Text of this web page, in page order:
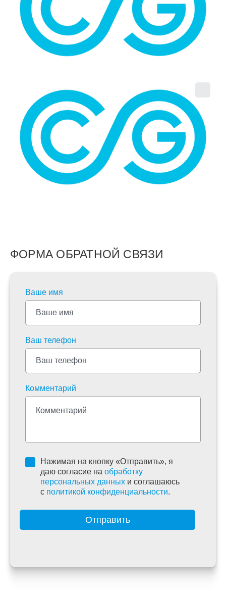
ФОРМА ОБРАТНОЙ СВЯЗИ
Ваше имя
Ваш телефон
Комментарий
Нажимая на кнопку «Отправить», я
даю согласие на обработку
персональных данных и соглашаюсь
c политикой конфиденциальности.
Отправить